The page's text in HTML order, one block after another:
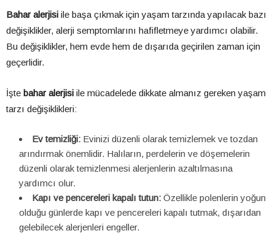
Bahar alerjisi ile başa çıkmak için yaşam tarzında yapılacak bazı
değişiklikler, alerji semptomlarını hafifletmeye yardımcı olabilir.
Bu değişiklikler, hem evde hem de dışarıda geçirilen zaman için
geçerlidir.
İşte bahar alerjisi ile mücadelede dikkate almanız gereken yaşam
tarzı değişiklikleri:
Ev temizliği: Evinizi düzenli olarak temizlemek ve tozdan
arındırmak önemlidir. Halıların, perdelerin ve döşemelerin
düzenli olarak temizlenmesi alerjenlerin azaltılmasına
yardımcı olur.
Kapı ve pencereleri kapalı tutun: Özellikle polenlerin yoğun
olduğu günlerde kapı ve pencereleri kapalı tutmak, dışarıdan
gelebilecek alerjenleri engeller.